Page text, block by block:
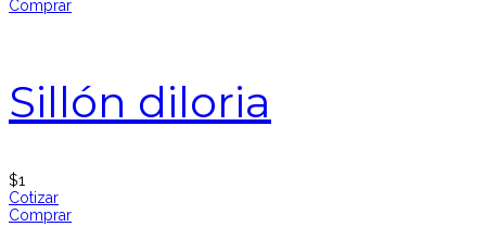
Comprar
Sillón diloria
$1
Cotizar
Comprar